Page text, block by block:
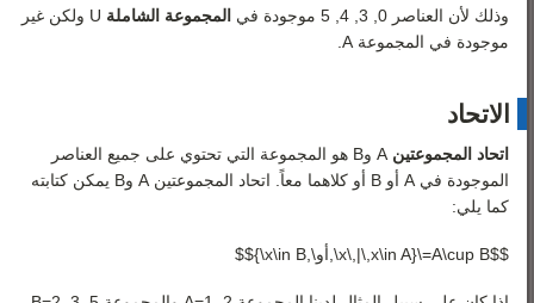
وذلك لأن العناصر 0
,
3
,
4
,
5 موجودة في المجموعة الشاملة U ولكن غير
موجودة في المجموعةA
.
الاتحاد
اتحاد المجموعتين A وB هو المجموعة التي تحتوي على جميع العناصر
الموجودة فيA أو B أو كلاهما معاً. اتحاد المجموعتينA وB يمكن كتابته
كما يلي:
$$A\cup B=\{x\,|\,x\in A\,أو\,x\in B\}$$